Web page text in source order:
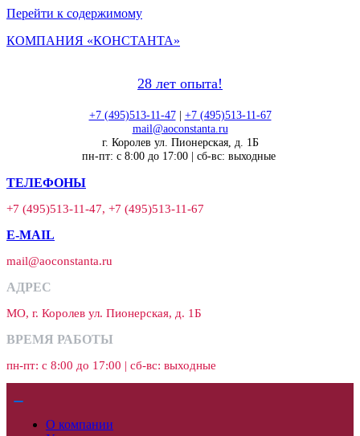
Перейти к содержимому
КОМПАНИЯ «КОНСТАНТА»
28 лет опыта!
+7 (495)513-11-47| +7 (495)513-11-67
mail@aoconstanta.ru
г. Королев ул. Пионерская, д. 1Б
пн-пт: с 8:00 до 17:00 | сб-вс: выходные
ТЕЛЕФОНЫ
+7 (495)513-11-47, +7 (495)513-11-67
E-MAIL
mail@aoconstanta.ru
АДРЕС
МО, г. Королев ул. Пионерская, д. 1Б
ВРЕМЯ РАБОТЫ
пн-пт: с 8:00 до 17:00 | сб-вс: выходные
О компании